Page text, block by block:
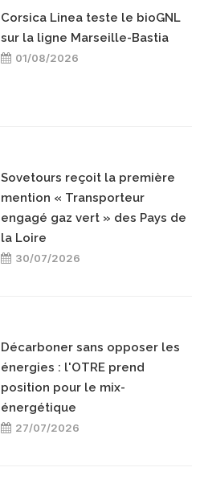
Corsica Linea teste le bioGNL
sur la ligne Marseille-Bastia
01/08/2026
Sovetours reçoit la première
mention « Transporteur
engagé gaz vert » des Pays de
la Loire
30/07/2026
Décarboner sans opposer les
énergies : l'OTRE prend
position pour le mix-
énergétique
27/07/2026